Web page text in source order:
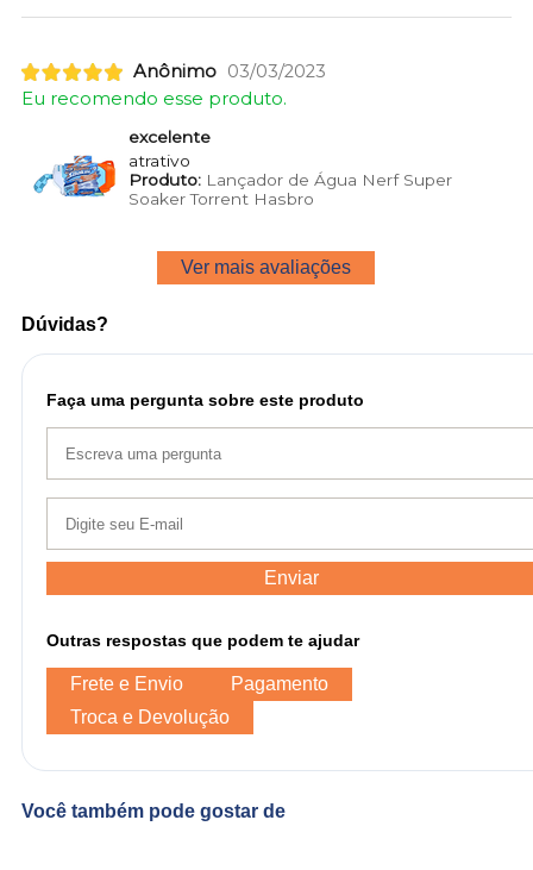
Anônimo 03/03/2023
Eu recomendo esse produto.
excelente
atrativo
Produto:Lançador de Água Nerf Super
Soaker Torrent Hasbro
Ver mais avaliações
Dúvidas?
Faça uma pergunta sobre este produto
Enviar
Outras respostas que podem te ajudar
Frete e Envio
Pagamento
Troca e Devolução
Você também pode gostar de